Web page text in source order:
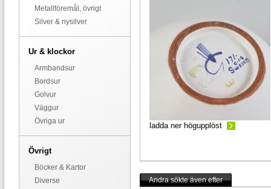
Metallföremål, övrigt
Silver & nysilver
Ur & klockor
Armbandsur
Bordsur
Golvur
Väggur
Övriga ur
Övrigt
Böcker & Kartor
Diverse
ladda ner högupplöst
Andra sökte även efter